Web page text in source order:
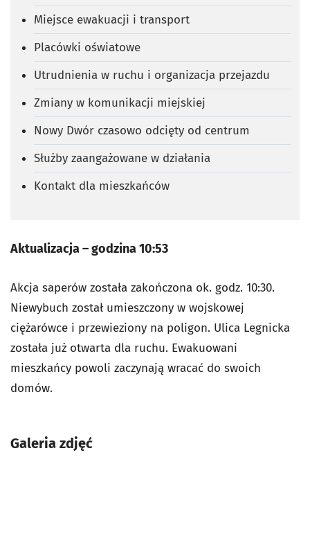
Miejsce ewakuacji i transport
Placówki oświatowe
Utrudnienia w ruchu i organizacja przejazdu
Zmiany w komunikacji miejskiej
Nowy Dwór czasowo odcięty od centrum
Służby zaangażowane w działania
Kontakt dla mieszkańców
Aktualizacja – godzina 10:53
Akcja saperów została zakończona ok. godz. 10:30.
Niewybuch został umieszczony w wojskowej
ciężarówce i przewieziony na poligon. Ulica Legnicka
została już otwarta dla ruchu. Ewakuowani
mieszkańcy powoli zaczynają wracać do swoich
domów.
Galeria zdjęć